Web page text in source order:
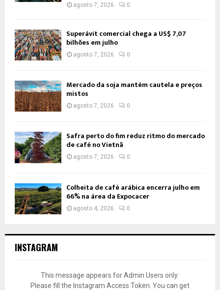
agosto 7, 2026 0
Superávit comercial chega a US$ 7,07
bilhões em julho
agosto 7, 2026 0
Mercado da soja mantém cautela e preços
mistos
agosto 7, 2026 0
Safra perto do fim reduz ritmo do mercado
de café no Vietnã
agosto 7, 2026 0
Colheita de café arábica encerra julho em
66% na área da Expocacer
agosto 4, 2026 0
INSTAGRAM
This message appears for Admin Users only:
Please fill the Instagram Access Token. You can get